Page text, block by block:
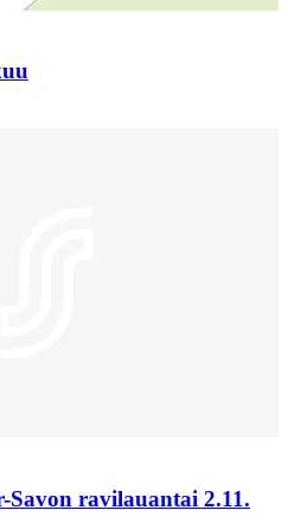
Savon ravilauantai 2.11.